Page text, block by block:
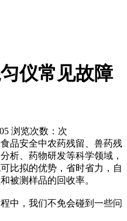
仪常见故障
浏览次数： 次
品安全中农药残留、兽药残
析、药物研发等科学领域，
比拟的优势，省时省力，自
被测样品的回收率。
中，我们不免会碰到一些问